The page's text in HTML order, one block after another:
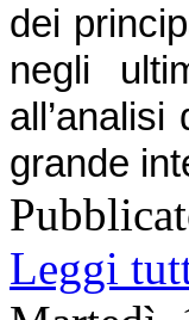
dei
negli
grande
Leggi